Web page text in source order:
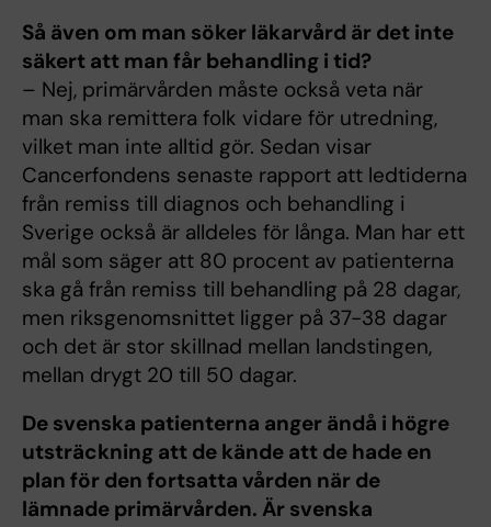
Så även om man söker läkarvård är det inte
säkert att man får behandling i tid?
– Nej, primärvården måste också veta när
man ska remittera folk vidare för utredning,
vilket man inte alltid gör. Sedan visar
Cancerfondens senaste rapport att ledtiderna
från remiss till diagnos och behandling i
Sverige också är alldeles för långa. Man har ett
mål som säger att 80 procent av patienterna
ska gå från remiss till behandling på 28 dagar,
men riksgenomsnittet ligger på 37-38 dagar
och det är stor skillnad mellan landstingen,
mellan drygt 20 till 50 dagar.
De svenska patienterna anger ändå i högre
utsträckning att de kände att de hade en
plan för den fortsatta vården när de
lämnade primärvården. Är svenska